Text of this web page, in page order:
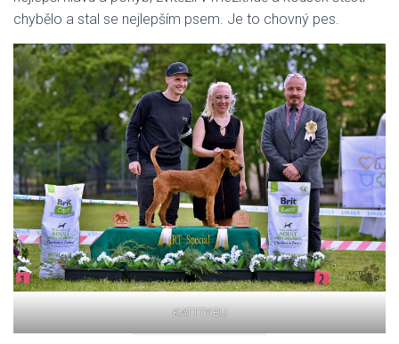
chybělo a stal se nejlepším psem. Je to chovný pes.
KATTTY.EU